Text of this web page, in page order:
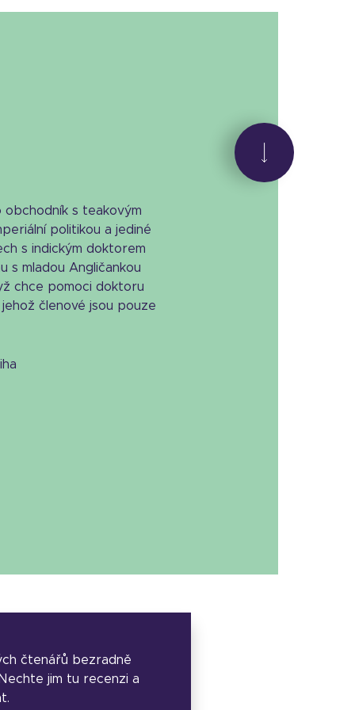
obchodník s teakovým
politikou a jediné
s indickým doktorem
s mladou Angličankou
chce pomoci doktoru
členové jsou pouze
čtenářů bezradně
jim tu recenzi a